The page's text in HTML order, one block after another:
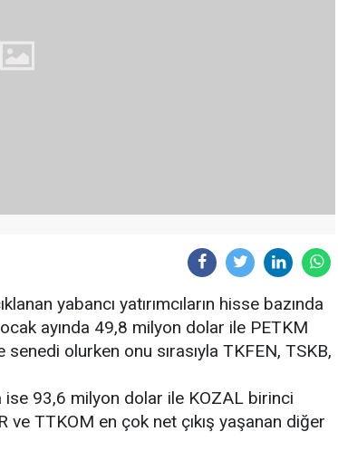
yabancı yatırımcıların hisse bazında
ayında 49,8 milyon dolar ile PETKM
senedi olurken onu sırasıyla TKFEN, TSKB,
ise 93,6 milyon dolar ile KOZAL birinci
ve TTKOM en çok net çıkış yaşanan diğer